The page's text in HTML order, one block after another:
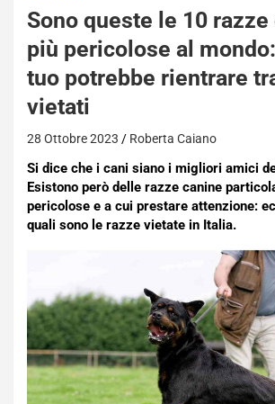
Sono queste le 10 razze
più pericolose al
tuo potrebbe rientrare
vietati
28 Ottobre 2023 Roberta Caiano
Si dice che i cani siano i migliori amici
Esistono però delle razze canine
pericolose e a cui prestare attenzione:
quali sono le razze vietate in Italia.